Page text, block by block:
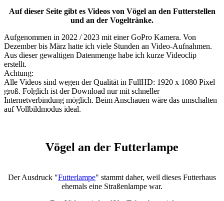
Auf dieser Seite gibt es Videos von Vögel an den Futterstellen
und an der Vogeltränke.
Aufgenommen in 2022 / 2023 mit einer GoPro Kamera. Von
Dezember bis März hatte ich viele Stunden an Video-Aufnahmen.
Aus dieser gewaltigen Datenmenge habe ich kurze Videoclip
erstellt.
Achtung:
Alle Videos sind wegen der Qualität in FullHD: 1920 x 1080 Pixel
groß. Folglich ist der Download nur mit schneller
Internetverbindung möglich. Beim Anschauen wäre das umschalten
auf Vollbildmodus ideal.
Vögel an der Futterlampe
Der Ausdruck "Futterlampe" stammt daher, weil dieses Futterhaus
ehemals eine Straßenlampe war.